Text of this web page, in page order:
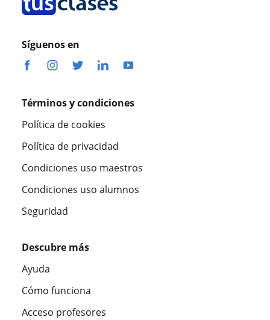
Síguenos en
Términos y condiciones
Política de cookies
Política de privacidad
Condiciones uso maestros
Condiciones uso alumnos
Seguridad
Descubre más
Ayuda
Cómo funciona
Acceso profesores